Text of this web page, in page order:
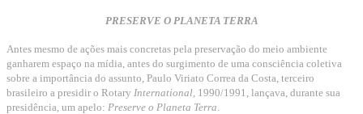
PRESERVE O PLANETA TERRA
Antes mesmo de ações mais concretas pela preservação do meio ambiente
ganharem espaço na mídia, antes do surgimento de uma consciência coletiva
sobre a importância do assunto, Paulo Viriato Correa da Costa, terceiro
brasileiro a presidir o Rotary International , 1990/1991, lançava, durante sua
presidência, um apelo: Preserve o Planeta Terra